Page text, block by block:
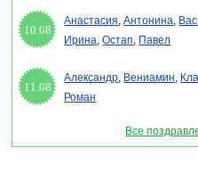
10.08
Анастасия,Антонина,
Ирина,Остап, Павел
11.08
Александр, Вениамин,
Роман
Все